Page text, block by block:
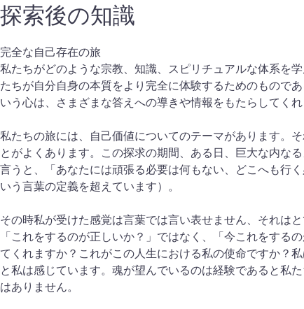
探索後の知識
完全な自己存在の旅
私たちがどのような宗教、知識、スピリチュアルな体系を
たちが自分自身の本質をより完全に体験するためのもので
いう心は、さまざまな答えへの導きや情報をもたらしてく
私たちの旅には、自己価値についてのテーマがあります。
とがよくあります。この探求の期間、ある日、巨大な内な
言うと、「あなたには頑張る必要は何もない、どこへも行
いう言葉の定義を超えています）。
その時私が受けた感覚は言葉では言い表せません、それは
「これをするのが正しいか？」ではなく、「今これをする
てくれますか？これがこの人生における私の使命ですか？
と私は感じています。魂が望んでいるのは経験であると私
はありません。